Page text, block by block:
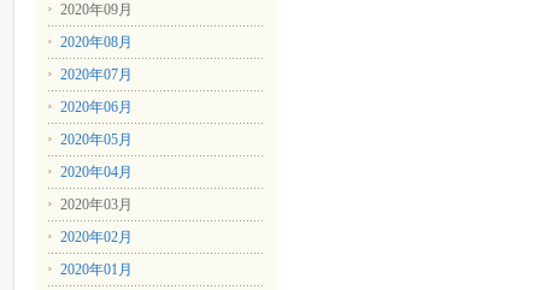
2020年09月
2020年08月
2020年07月
2020年06月
2020年05月
2020年04月
2020年03月
2020年02月
2020年01月